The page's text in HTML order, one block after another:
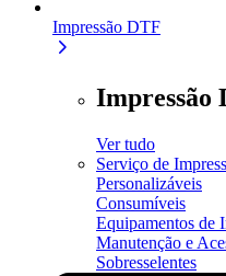
Impressão DTF
Impressão
Ver tudo
Serviço de
Personalizáveis
Consumíveis
Equipamentos de
Manutenção e
Sobresselentes